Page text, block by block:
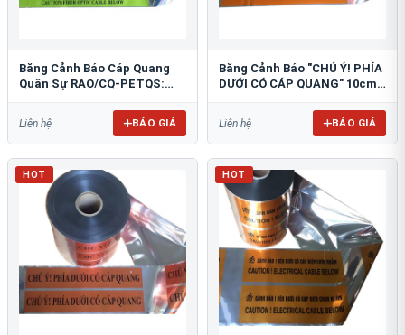
Băng Cảnh Báo Cáp Quang
Quân Sự RAO/CQ-PETQS:
Liên hệ BÁO GIÁ
Băng Cảnh Báo "CHÚ Ý! PHÍA
DƯỚI CÓ CÁP QUANG" 10cm:
Liên hệ BÁO GIÁ
HOT HOT